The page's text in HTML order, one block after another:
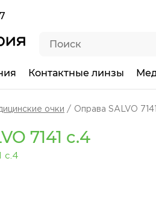
Контактные линзы
очки Оправа SALVO
7141 c.4